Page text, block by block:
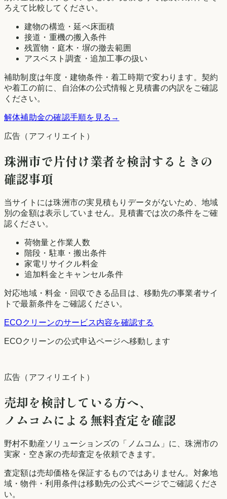
ろえて比較してください。
建物の構造・延べ床面積
接道・重機の搬入条件
残置物・庭木・塀の撤去範囲
アスベスト調査・追加工事の扱い
補助制度は年度・建物条件・着工時期で変わります。契約
や着工の前に、自治体の公式情報と見積書の内訳をご確認
ください。
解体補助金の確認手順を見る →
広告（アフィリエイト）
珠洲市で片付け業者を検討するときの
確認事項
当サイトには珠洲市の実見積もりデータがないため、地域
別の金額は表示していません。見積書では次の条件をご確
認ください。
荷物量と作業人数
階段・駐車・搬出条件
家電リサイクル料金
追加料金とキャンセル条件
対応地域・料金・回収できる品目は、移動先の事業者サイ
トで最新条件をご確認ください。
ECOクリーンのサービス内容を確認する
ECOクリーンの公式申込ページへ移動します
広告（アフィリエイト）
売却を検討している方へ、
ノムコムによる無料査定を確認
野村不動産ソリューションズの「ノムコム」に、珠洲市の
実家・空き家の売却査定を依頼できます。
査定額は売却価格を保証するものではありません。対象地
域・物件・利用条件は移動先の公式ページでご確認くださ
い。